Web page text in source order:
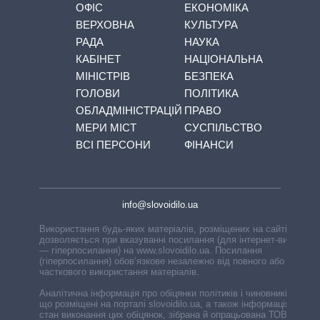
ОФІС
ВЕРХОВНА
РАДА
КАБІНЕТ
МІНІСТРІВ
ГОЛОВИ
ОБЛАДМІНІСТРАЦІЙ
МЕРИ МІСТ
ВСІ ПЕРСОНИ
ЕКОНОМІКА
КУЛЬТУРА
НАУКА
НАЦІОНАЛЬНА
БЕЗПЕКА
ПОЛІТИКА
ПРАВО
СУСПІЛЬСТВО
ФІНАНСИ
info@slovoidilo.ua
Використання будь-яких матеріалів, розміщених на сайті,
дозволяється при вказуванні посилання (для інтернет-видань
— гіперпосилання) на www.slovoidilo.ua. Посилання
(гіперпосилання) обов’язкове незалежно від повного або
часткового використання матеріалів.
Аналітична інформація про обіцянки політиків і чиновників,
що розміщені на порталі slovoidilo.ua, а також інформація про
стан виконання цих обіцянок, зібрана й опрацьована ТОВ «ІА